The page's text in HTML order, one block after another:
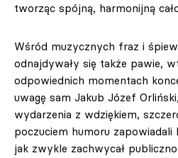
tworząc spójną, harmonijną
Wśród muzycznych fraz i
odnajdywały się także pawie,
odpowiednich momentach
uwagę sam Jakub Józef
wydarzenia z wdziękiem,
poczuciem humoru
jak zwykle zachwycał